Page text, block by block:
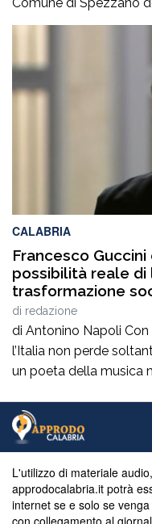
Pasquale Motta, che
Camigliatello Silano
protagonisti del
italiano. Nella
CALABRIA
Francesco
possibilità reale di
trasformazione
di redazione
di Antonino Napoli
l’Italia non perde
un poeta della musica
ne va un autentico
maestri che hanno
che a cantare. […]
L'utilizzo di materiale
approdocalabria.it potrà
internet se e solo se
con collegamento al